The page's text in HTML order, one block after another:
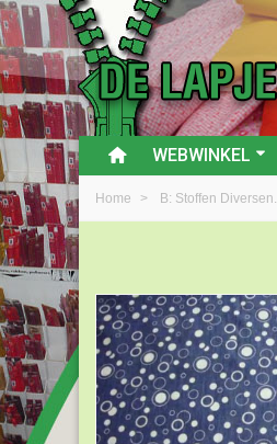
WEBWINKEL
Home > B: Stoffen Diversen.